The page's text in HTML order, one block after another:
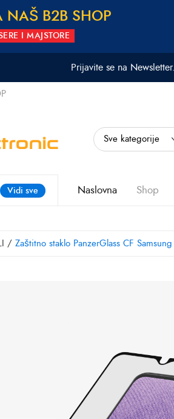
NAŠ B2B S H OP
I MAJSTORE
Prijavite se na
Vidi sve Naslovna Shop
/ Zaštitno staklo PanzerGlass CF